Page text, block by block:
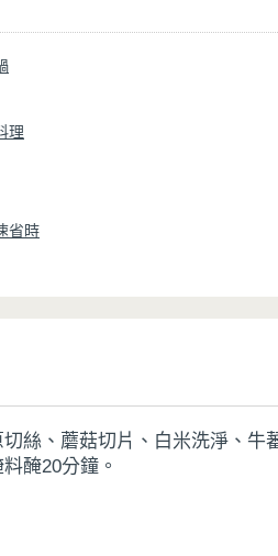
理
省時
絲、蘑菇切片、白米洗淨、牛
醃20分鐘。